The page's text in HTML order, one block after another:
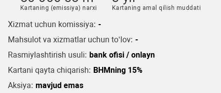
Kartaning (emissiya) narxi Kartaning amal qilish muddati
Xizmat uchun komissiya: -
Mahsulot va xizmatlar uchun to‘lov: -
Rasmiylashtirish usuli: bank ofisi / onlayn
Kartani qayta chiqarish: BHMning 15%
Aksiya: mavjud emas